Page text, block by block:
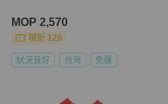
MOP 2,570
現折 128
狀況良好 台灣 免運